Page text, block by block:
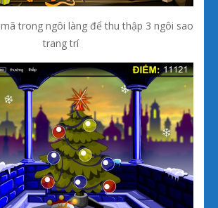
trong ngôi làng để thu thập 3 ngôi sao
trang trí